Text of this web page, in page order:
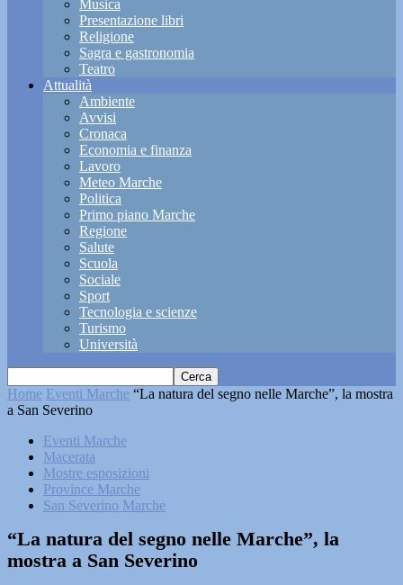
Musica
Presentazione libri
Religione
Sagra e gastronomia
Teatro
Attualità
Ambiente
Avvisi
Cronaca
Economia e finanza
Lavoro
Meteo Marche
Politica
Primo piano Marche
Regione
Salute
Scuola
Sociale
Sport
Tecnologia e scienze
Turismo
Università
Home Eventi Marche “La natura del segno nelle Marche”, la mostra
a San Severino
Eventi Marche
Macerata
Mostre esposizioni
Province Marche
San Severino Marche
“La natura del segno nelle Marche”, la
mostra a San Severino